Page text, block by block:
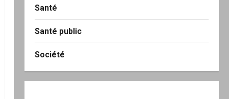
Santé
Santé public
Société